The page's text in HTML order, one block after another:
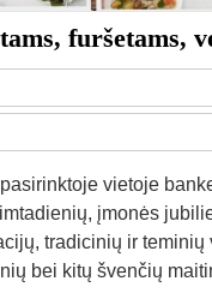
furšetams,
vietoje
įmonės
tradicinių ir teminių
bei kitų švenčių